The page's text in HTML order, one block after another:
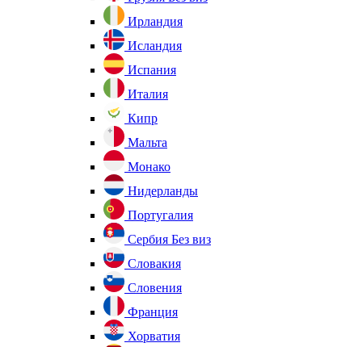
Ирландия
Исландия
Испания
Италия
Кипр
Мальта
Монако
Нидерланды
Португалия
Сербия Без виз
Словакия
Словения
Франция
Хорватия